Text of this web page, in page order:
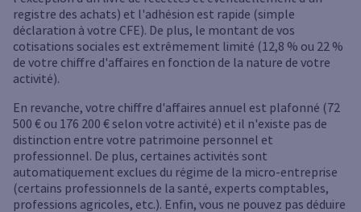
registre des achats) et l'adhésion est rapide (simple
déclaration à votre CFE). De plus, le montant de vos
cotisations sociales est extrêmement limité (12,8 % ou 22 %
de votre chiffre d'affaires en fonction de la nature de votre
activité).
En revanche, votre chiffre d'affaires annuel est plafonné (72
500 € ou 176 200 € selon votre activité) et il n'existe pas de
distinction entre votre patrimoine personnel et
professionnel. De plus, certaines activités sont
automatiquement exclues du régime de la micro-entreprise
(certains professionnels de la santé, experts comptables,
professions agricoles, etc.). Enfin, vous ne pouvez pas déduire